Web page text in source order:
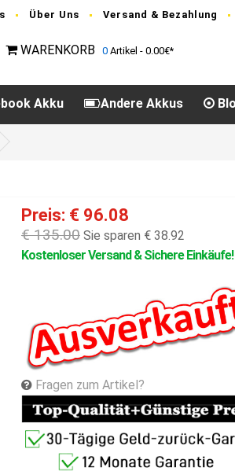
Über Uns Versand & Bezahlung
WARENKORB 0 Artikel - 0.00€*
Akku Andere Akkus
Preis: € 96.08
€ 135.00 Sie sparen € 38.92
Kostenloser Versand & Sichere Einkäufe!
Fragen zum Artikel?